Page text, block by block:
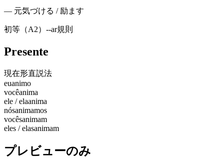
— 元気づける / 励ます
初等（A2） --ar規則
Presente
現在形直説法
euanimo
vocêanima
ele / elaanima
nósanimamos
vocêsanimam
eles / elasanimam
プレビューのみ